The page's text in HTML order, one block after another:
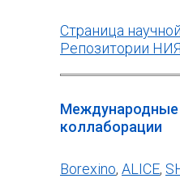
Страница
Репозитории
Международные
коллаборации
Borexino, ALICE,